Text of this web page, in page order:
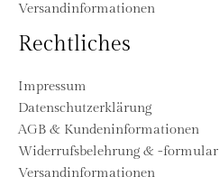
Versandinformationen
Rechtliches
Impressum
Datenschutzerklärung
AGB & Kundeninformationen
Widerrufsbelehrung & -formular
Versandinformationen